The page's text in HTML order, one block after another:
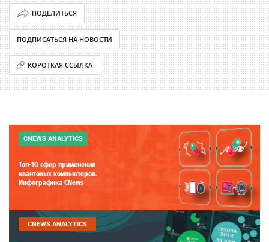
ПОДЕЛИТЬСЯ
ПОДПИСАТЬСЯ НА НОВОСТИ
КОРОТКАЯ ССЫЛКА
CNEWS ANALYTICS
Топ-10 сфер применения
квантовых компьютеров.
Инфографика CNews
CNEWS ANALYTICS